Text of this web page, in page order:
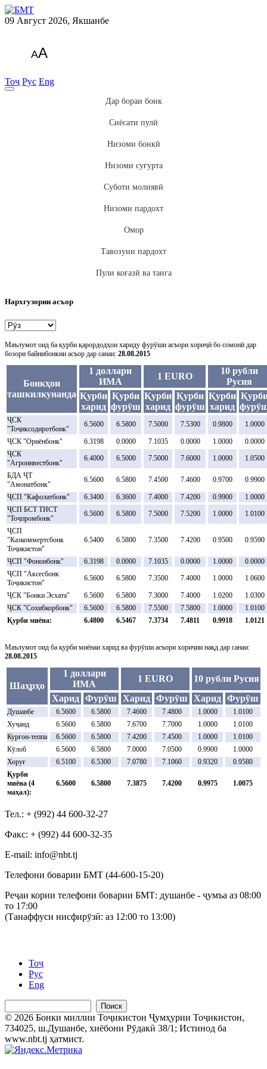
09 Август 2026, Якшанбе
AA
Тоҷ Рус Eng
Дар бораи бонк
Сиёсати пулӣ
Низоми бонкӣ
Низоми суғурта
Суботи молиявӣ
Низоми пардохт
Омор
Тавозуни пардохт
Пули коғазӣ ва танга
Нархгузории асъор
Маълумот оид ба қурби қарордодҳои хариду фурӯши асъори хориҷӣ бо сомонӣ дар
бозори байнибонкии асъор дар санаи: 28.08.2015
Бонкҳои
ташкилкунанда
1 доллари
ИМА
1 EURO
10 рубли
Русия
Қурби
харид
Қурби
фурӯш
Қурби
харид
Қурби
фурӯш
Қурби
харид
ҶСК
"Тоҷиксодиротбонк"
6.5600 6.5800 7.5000 7.5300 0.9800 1.0000
ҶСК "Ориёнбонк" 6.3198 0.0000 7.1035 0.0000 1.0000
0.0000
ҶСК
"Агроинвестбонк"
6.4000 6.5000 7.5000 7.6000 1.0000 1.0500
БДА ҶТ
"Амонатбонк"
6.5600 6.5800 7.4500 7.4600 0.9700 0.9900
ҶСП "Кафолатбонк" 6.3400 6.3600 7.4000 7.4200 0.9900
1.0000
ҶСП БСТ ТИСТ
"Тоҷпромбонк"
6.5600 6.5800 7.5000 7.5200 1.0000 1.0100
ҶСП
"Казкоммертсбонк
Тоҷикистон"
6.5400 6.5800 7.3500 7.4200 0.9500 0.9590
ҶСП "Фононбонк" 6.3198 0.0000 7.1035 0.0000 1.0000
0.0000
ҶСП "Аксесбонк
Тоҷикистон"
6.5600 6.5800 7.3500 7.4000 1.0000 1.0600
ҶСК "Бонки Эсхата" 6.5600 6.5800 7.3000 7.4000 1.0200
1.0300
ҶСК "Сохибкорбонк"
6.5600 6.5800 7.5500 7.5800 1.0000
1.0100
Қурби миёна:
6.4800 6.5467 7.3734 7.4811 0.9918 1.0121
Маълумот оид ба қурби миёнаи харид ва фурӯши асъори хориҷии нақд дар санаи:
28.08.2015
Шаҳрҳо
1 доллари
ИМА
1 EURO
10 рубли Русия
Харид Фурӯш Харид Фурӯш Харид Фурӯш
Душанбе 6.5600 6.5800 7.4600 7.4800 1.0000
1.0100
Хуҷанд
6.5600 6.5800 7.6700 7.7000 1.0000
1.0100
Курғон-теппа
6.5600 6.5800 7.4200 7.4500 1.0000
1.0100
Кӯлоб
6.5600 6.5800 7.0000 7.0500 0.9900
1.0000
Хоруғ
6.5100 6.5300 7.0780 7.1060 0.9320
0.9580
Қурби
миёна (4
маҳал):
6.5600 6.5800 7.3875 7.4200 0.9975 1.0075
Тел.: + (992) 44 600-32-27
Факс: + (992) 44 600-32-35
Е-mail: info@nbt.tj
Телефони боварии БМТ (44-600-15-20)
Реҷаи кории телефони боварии БМТ: душанбе - ҷумъа аз 08:00
то 17:00
(Танаффуси нисфирӯзӣ: аз 12:00 то 13:00)
Тоҷ
Рус
Eng
Поиск
© 2026 Бонки миллии Тоҷикистон Ҷумҳурии Тоҷикистон,
734025, ш.Душанбе, хиёбони Рӯдакӣ 38/1; Истинод ба
www.nbt.tj ҳатмист.